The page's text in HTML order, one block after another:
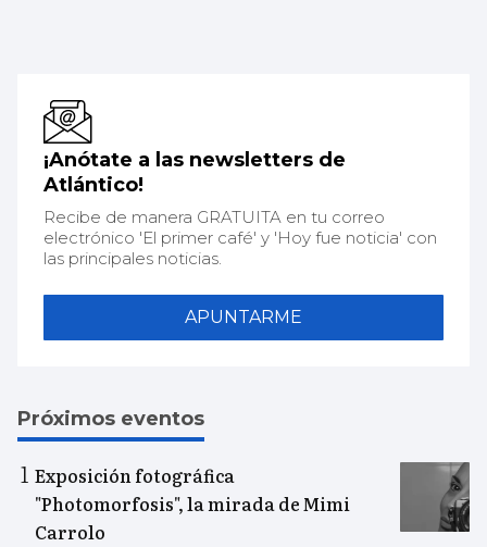
¡Anótate a las newsletters de
Atlántico!
Recibe de manera GRATUITA en tu correo
electrónico 'El primer café' y 'Hoy fue noticia' con
las principales noticias.
APUNTARME
Próximos eventos
Exposición fotográfica
"Photomorfosis", la mirada de Mimi
Carrolo